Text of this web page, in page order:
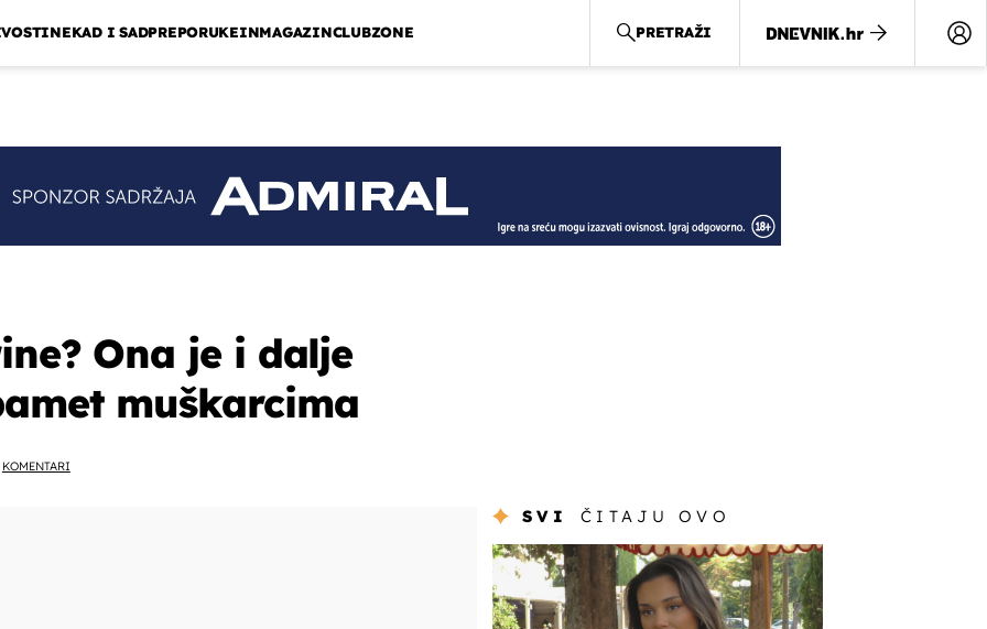
NEKAD I SADPREPORUKEINMAGAZINCLUBZONE PRETRAŽI
Ona je i dalje
muškarcima
KOMENTARI
SVI ČITAJU OVO